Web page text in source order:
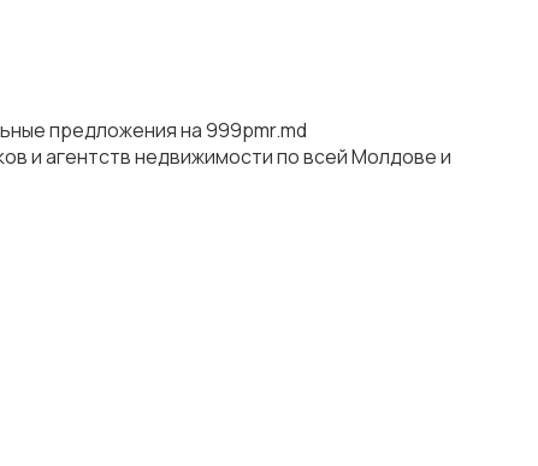
предложения на 999pmr.md
и агентств недвижимости по всей Молдове и